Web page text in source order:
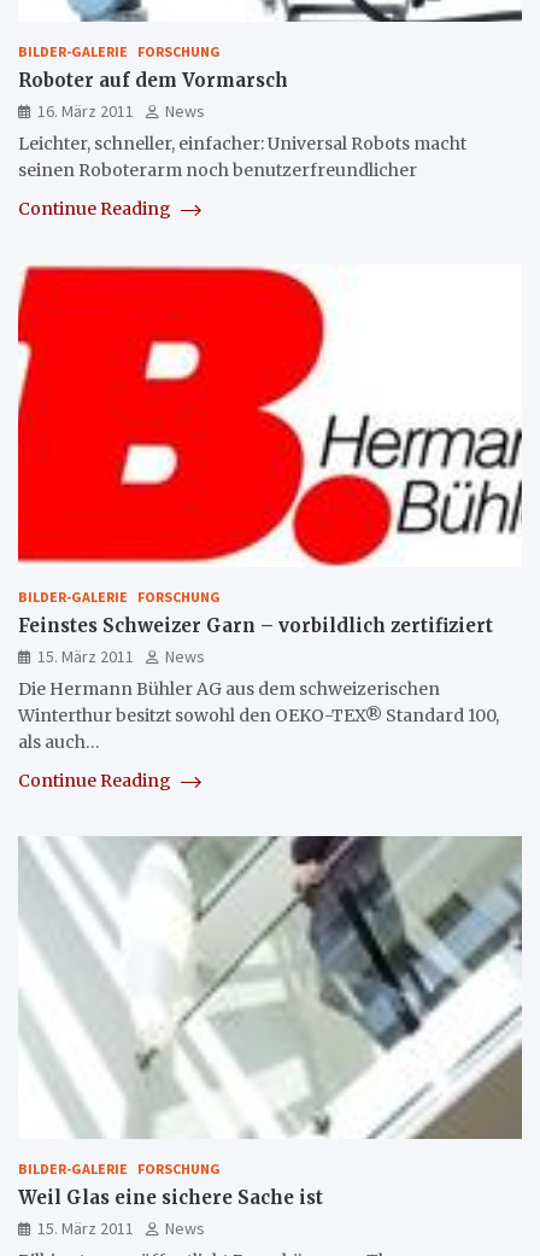
BILDER-GALERIE FORSCHUNG
Roboter auf dem Vormarsch
16. März 2011
News
Leichter, schneller, einfacher: Universal Robots macht
seinen Roboterarm noch benutzerfreundlicher
Continue Reading
BILDER-GALERIE FORSCHUNG
Feinstes Schweizer Garn – vorbildlich zertifiziert
15. März 2011
News
Die Hermann Bühler AG aus dem schweizerischen
Winterthur besitzt sowohl den OEKO-TEX® Standard 100,
als auch…
Continue Reading
BILDER-GALERIE FORSCHUNG
Weil Glas eine sichere Sache ist
15. März 2011
News